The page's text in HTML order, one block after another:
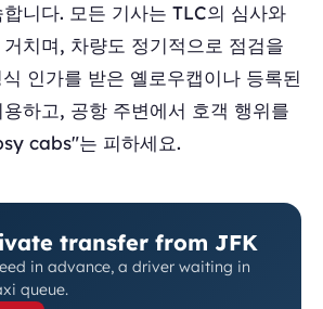
니다. 모든 기사는 TLC의 심사와
치며, 차량도 정기적으로 점검을
인가를 받은 옐로우캡이나 등록된
하고, 공항 주변에서 호객 행위를
cabs"는 피하세요.
transfer from JFK
in advance, a driver waiting in
queue.